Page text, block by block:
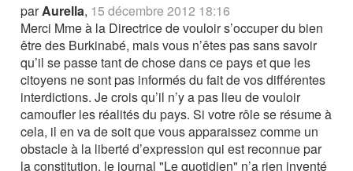
parAurella, 15 décembre 2012 18:16
Merci Mme à la Directrice de vouloir s’occuper du bien
être des Burkinabé, mais vous n’êtes pas sans savoir
qu’il se passe tant de chose dans ce pays et que les
citoyens ne sont pas informés du fait de vos différentes
interdictions. Je crois qu’il n’y a pas lieu de vouloir
camoufler les réalités du pays. Si votre rôle se résume à
cela, il en va de soit que vous apparaissez comme un
obstacle à la liberté d’expression qui est reconnue par
la constitution. le journal "Le quotidien" n’a rien inventé